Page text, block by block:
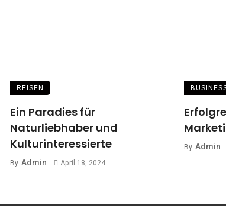
REISEN
Ein Paradies für
Naturliebhaber und
Kulturinteressierte
By Admin April 18, 2024
By Admin